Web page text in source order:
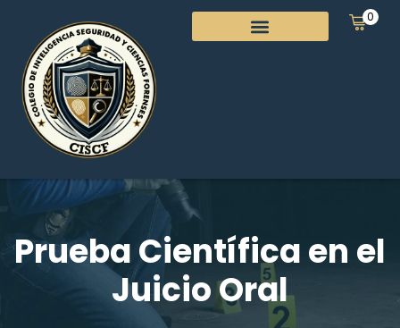
0
Prueba Científica en el
Juicio Oral